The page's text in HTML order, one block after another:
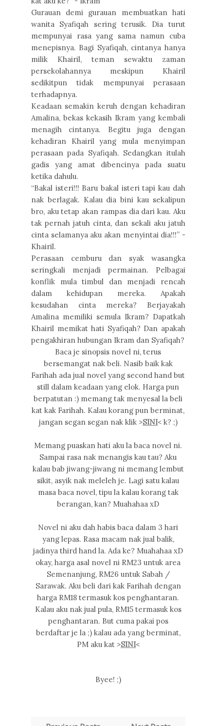
Gurauan demi gurauan membuatkan hati
wanita Syafiqah sering terusik. Dia turut
mempunyai rasa yang sama namun cuba
menepisnya. Bagi Syafiqah, cintanya hanya
milik Khairil, teman sewaktu zaman
persekolahannya meskipun Khairil
sedikitpun tidak mempunyai perasaan
terhadapnya.
Keadaan semakin keruh dengan kehadiran
Amalina, bekas kekasih Ikram yang kembali
menagih cintanya. Begitu juga dengan
kehadiran Khairil yang mula menyimpan
perasaan pada Syafiqah. Sedangkan itulah
gadis yang amat dibencinya pada suatu
ketika dahulu.
“Bakal isteri!!! Baru bakal isteri tapi kau dah
nak berlagak. Kalau dia bini kau sekalipun
bro, aku tetap akan rampas dia dari kau. Aku
tak pernah jatuh cinta, dan sekali aku jatuh
cinta selamanya aku akan menyintai dia!!!” -
Khairil.
Perasaan cemburu dan syak wasangka
seringkali menjadi permainan. Pelbagai
konflik mula timbul dan menjadi rencah
dalam kehidupan mereka. Apakah
kesudahan cinta mereka? Berjayakah
Amalina memiliki semula Ikram? Dapatkah
Khairil memikat hati Syafiqah? Dan apakah
pengakhiran hubungan Ikram dan Syafiqah?
Baca je sinopsis novel ni, terus
bersemangat nak beli. Nasib baik kak
Farihah ada jual novel yang second hand but
still dalam keadaan yang elok. Harga pun
berpatutan :) memang tak menyesal la beli
kat kak Farihah. Kalau korang pun berminat,
jangan segan segan nak klik >SINI< k? ;)
Memang puaskan hati aku la baca novel ni.
Sampai rasa nak menangis kau tau? Aku
kalau bab jiwang-jiwang ni memang lembut
sikit, asyik nak meleleh je. Lagi satu kalau
masa baca novel, tipu la kalau korang tak
berangan, kan? Muahahaa xD
Novel ni aku dah habis baca dalam 3 hari
yang lepas. Rasa macam nak jual balik,
jadinya third hand la. Ada ke? Muahahaa xD
okay, harga asal novel ni RM23 untuk area
Semenanjung, RM26 untuk Sabah /
Sarawak. Aku beli dari kak Farihah dengan
harga RM18 termasuk kos penghantaran.
Kalau aku nak jual pula, RM15 termasuk kos
penghantaran. But cuma pakai pos
berdaftar je la ;) kalau ada yang berminat,
PM aku kat >SINI<
Byee! ;)